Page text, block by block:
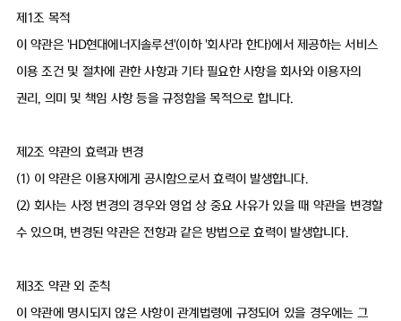
제1조 목적
이 약관은 'HD현대에너지솔루션'(이하 '회사'라 한다)에서 제공하는 서비스
이용 조건 및 절차에 관한 사항과 기타 필요한 사항을 회사와 이용자의
권리, 의미 및 책임 사항 등을 규정함을 목적으로 합니다.
제2조 약관의 효력과 변경
(1) 이 약관은 이용자에게 공시함으로서 효력이 발생합니다.
(2) 회사는 사정 변경의 경우와 영업 상 중요 사유가 있을 때 약관을 변경할
수 있으며, 변경된 약관은 전항과 같은 방법으로 효력이 발생합니다.
제3조 약관 외 준칙
이 약관에 명시되지 않은 사항이 관계법령에 규정되어 있을 경우에는 그